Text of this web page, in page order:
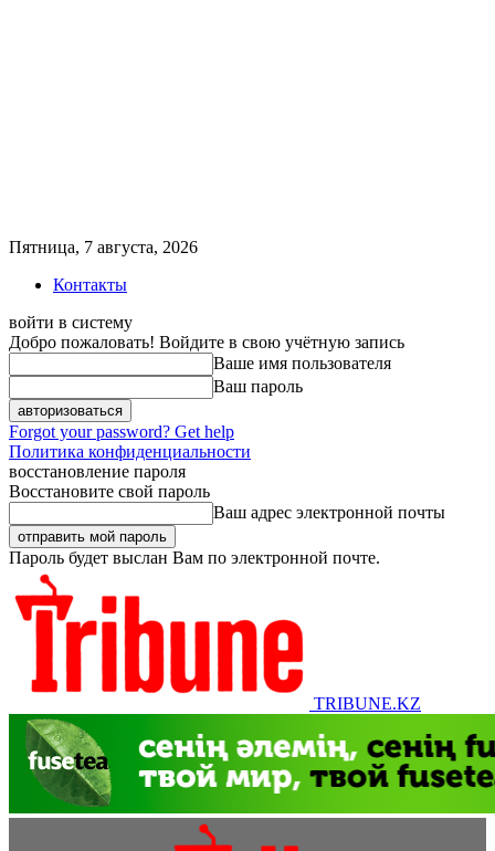
Пятница, 7 августа, 2026
Контакты
войти в систему
Добро пожаловать! Войдите в свою учётную запись
Ваше имя пользователя
Ваш пароль
Forgot your password? Get help
Политика конфиденциальности
восстановление пароля
Восстановите свой пароль
Ваш адрес электронной почты
Пароль будет выслан Вам по электронной почте.
TRIBUNE.KZ